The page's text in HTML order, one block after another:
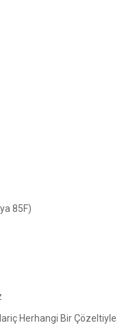
85F)
Herhangi Bir Çözeltiyle